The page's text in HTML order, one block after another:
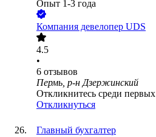
Опыт 1-3 года
Компания девелопер UDS
4.5
•
6 отзывов
Пермь, р-н Дзержинский
Откликнитесь среди первых
Откликнуться
Главный бухгалтер